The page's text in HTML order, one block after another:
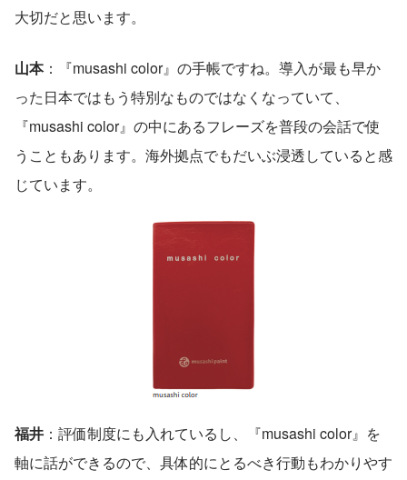
大切だと思います。
山本：『musashi color』の手帳ですね。導入が最も早か
った日本ではもう特別なものではなくなっていて、
『musashi color』の中にあるフレーズを普段の会話で使
うこともあります。海外拠点でもだいぶ浸透していると感
じています。
福井 ：評価制度にも入れているし、『musashi color』を
軸に話ができるので、具体的にとるべき行動もわかりやす